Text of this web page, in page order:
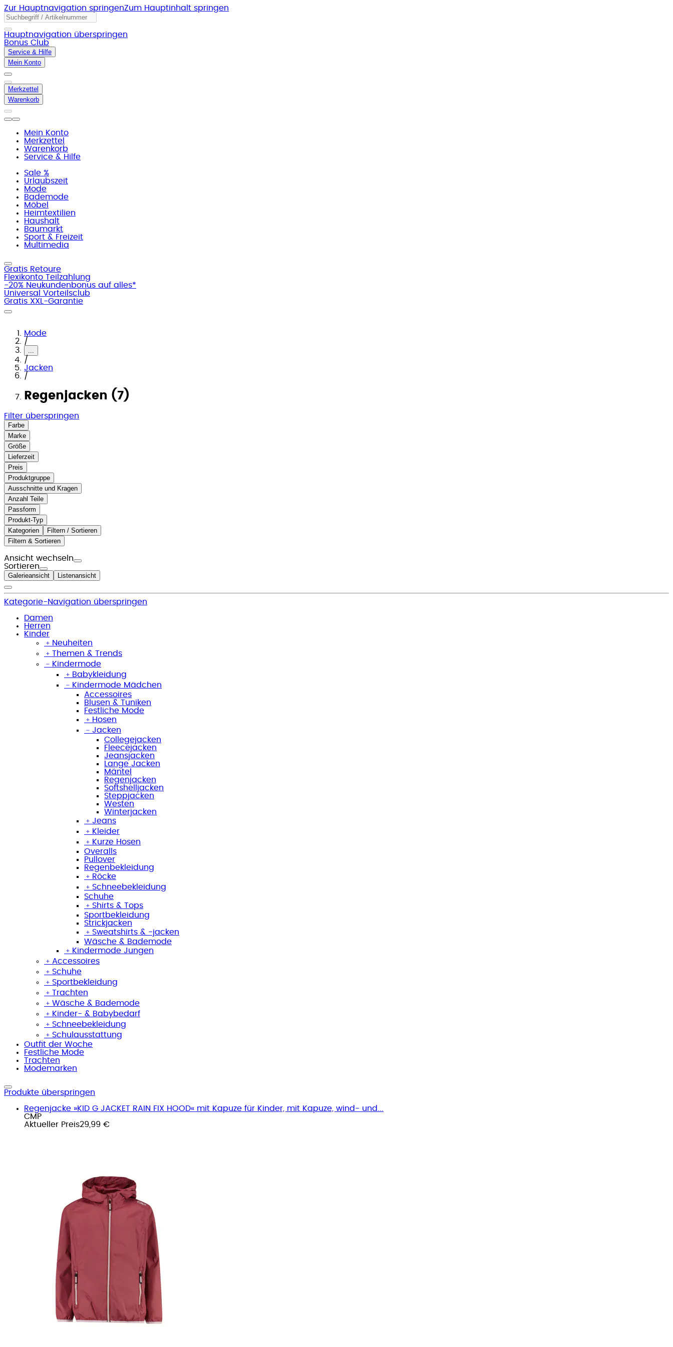
Zur Hauptnavigation springenZum Hauptinhalt springen
Hauptnavigation überspringen
Bonus Club
Service & Hilfe
Mein Konto
Merkzettel
Warenkorb
Mein Konto
Merkzettel
Warenkorb
Service & Hilfe
Sale %
Urlaubszeit
Mode
Bademode
Möbel
Heimtextilien
Haushalt
Baumarkt
Sport & Freizeit
Multimedia
Gratis Retoure
Flexikonto Teilzahlung
-20% Neukundenbonus auf alles*
Universal Vorteilsclub
Gratis XXL-Garantie
Mode
/
...
/
Jacken
/
Regenjacken (7)
Filter überspringen
Farbe
Marke
Größe
Lieferzeit
Preis
Produktgruppe
Ausschnitte und Kragen
Anzahl Teile
Passform
Produkt-Typ
Kategorien
Filtern / Sortieren
Filtern & Sortieren
Ansicht wechseln
Sortieren
Galerieansicht Listenansicht
Kategorie-Navigation überspringen
Damen
Herren
Kinder
﹢ Neuheiten
﹢ Themen & Trends
﹣ Kindermode
﹢ Babykleidung
﹣ Kindermode Mädchen
Accessoires
Blusen & Tuniken
Festliche Mode
﹢ Hosen
﹣ Jacken
Collegejacken
Fleecejacken
Jeansjacken
Lange Jacken
Mäntel
Regenjacken
Softshelljacken
Steppjacken
Westen
Winterjacken
﹢ Jeans
﹢ Kleider
﹢ Kurze Hosen
Overalls
Pullover
Regenbekleidung
﹢ Röcke
﹢ Schneebekleidung
Schuhe
﹢ Shirts & Tops
Sportbekleidung
Strickjacken
﹢ Sweatshirts & -jacken
Wäsche & Bademode
﹢ Kindermode Jungen
﹢ Accessoires
﹢ Schuhe
﹢ Sportbekleidung
﹢ Trachten
﹢ Wäsche & Bademode
﹢ Kinder- & Babybedarf
﹢ Schneebekleidung
﹢ Schulausstattung
Outfit der Woche
Festliche Mode
Trachten
Modemarken
Produkte überspringen
Regenjacke »KID G JACKET RAIN FIX HOOD« mit Kapuze für Kinder, mit Kapuze, wind- und...
CMP
Aktueller Preis29,99 €